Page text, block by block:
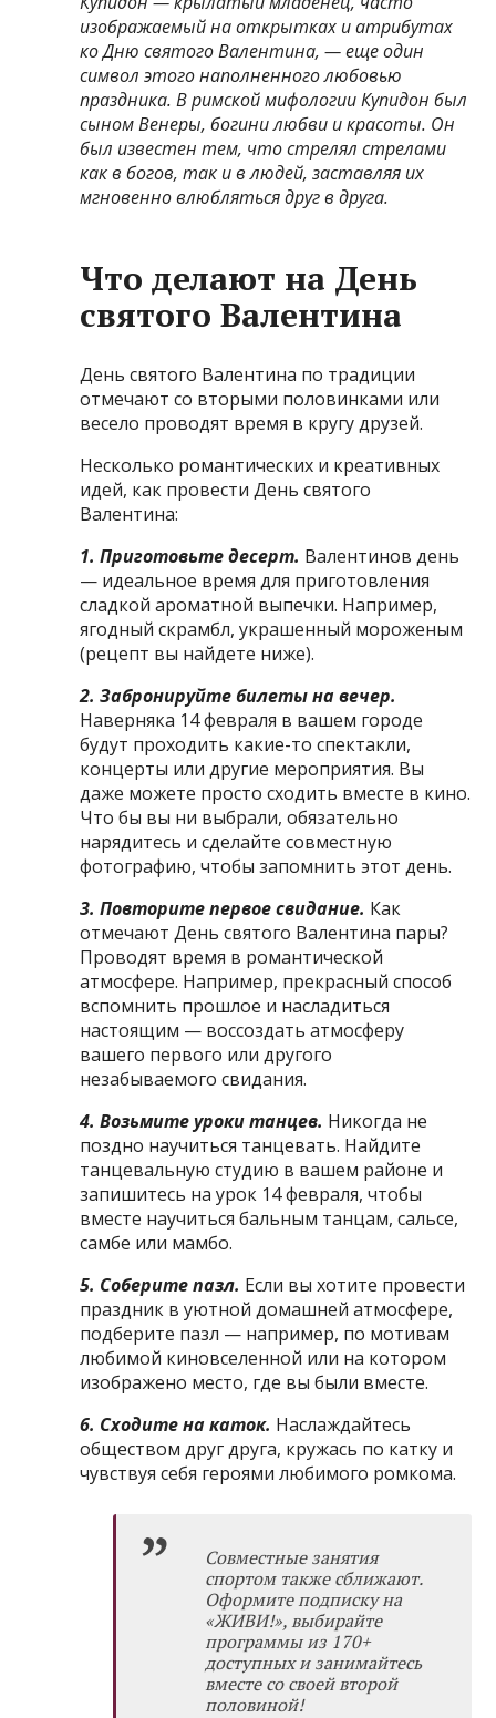
изображаемый на открытках и атрибутах
ко Дню святого Валентина, — еще один
символ этого наполненного любовью
праздника. В римской мифологии Купидон был
сыном Венеры, богини любви и красоты. Он
был известен тем, что стрелял стрелами
как в богов, так и в людей, заставляя их
мгновенно влюбляться друг в друга.
Что делают на День
святого Валентина
День святого Валентина по традиции
отмечают со вторыми половинками или
весело проводят время в кругу друзей.
Несколько романтических и креативных
идей, как провести День святого
Валентина:
1. Приготовьте десерт. Валентинов день
— идеальное время для приготовления
сладкой ароматной выпечки. Например,
ягодный скрамбл, украшенный мороженым
(рецепт вы найдете ниже).
2. Забронируйте билеты на вечер.
Наверняка 14 февраля в вашем городе
будут проходить какие-то спектакли,
концерты или другие мероприятия. Вы
даже можете просто сходить вместе в кино.
Что бы вы ни выбрали, обязательно
нарядитесь и сделайте совместную
фотографию, чтобы запомнить этот день.
3. Повторите первое свидание. Как
отмечают День святого Валентина пары?
Проводят время в романтической
атмосфере. Например, прекрасный способ
вспомнить прошлое и насладиться
настоящим — воссоздать атмосферу
вашего первого или другого
незабываемого свидания.
4. Возьмите уроки танцев. Никогда не
поздно научиться танцевать. Найдите
танцевальную студию в вашем районе и
запишитесь на урок 14 февраля, чтобы
вместе научиться бальным танцам, сальсе,
самбе или мамбо.
5. Соберите пазл. Если вы хотите провести
праздник в уютной домашней атмосфере,
подберите пазл — например, по мотивам
любимой киновселенной или на котором
изображено место, где вы были вместе.
6. Сходите на каток. Наслаждайтесь
обществом друг друга, кружась по катку и
чувствуя себя героями любимого ромкома.
Совместные занятия
спортом также сближают.
Оформитеподписку на
«ЖИВИ!»,выбирайте
программы из 170+
доступных и занимайтесь
вместе со своей второй
половиной!